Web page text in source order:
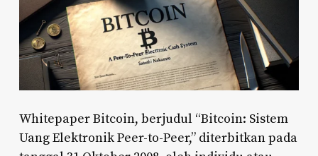
Whitepaper Bitcoin, berjudul “Bitcoin: Sistem
Uang Elektronik Peer-to-Peer,” diterbitkan pada